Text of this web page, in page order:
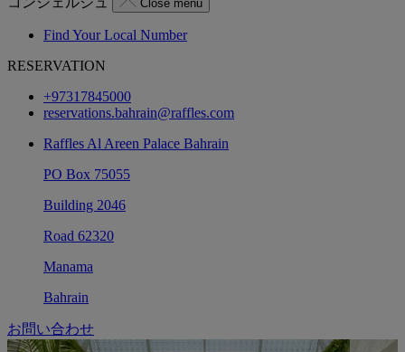
Close menu
Find Your Local Number
RESERVATION
+97317845000
reservations.bahrain@raffles.com
Raffles Al Areen Palace Bahrain
PO Box 75055
Building 2046
Road 62320
Manama
Bahrain
お問い合わせ